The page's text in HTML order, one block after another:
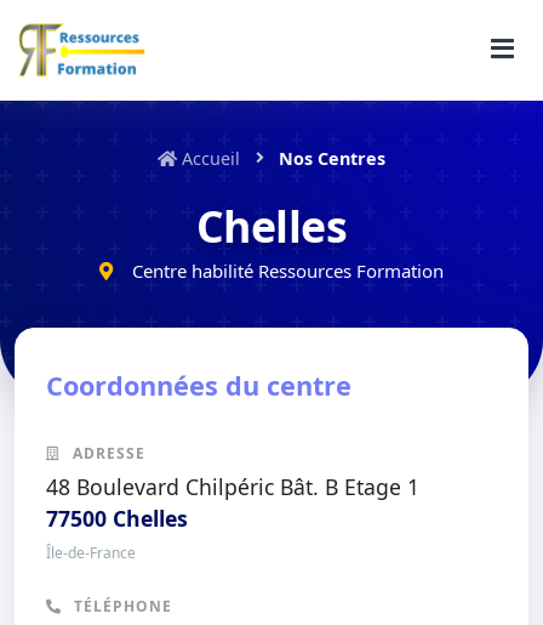
Accueil Nos Centres
Chelles
Centre habilité Ressources Formation
Coordonnées du centre
ADRESSE
48 Boulevard Chilpéric Bât. B Etage 1
77500 Chelles
Île-de-France
TÉLÉPHONE